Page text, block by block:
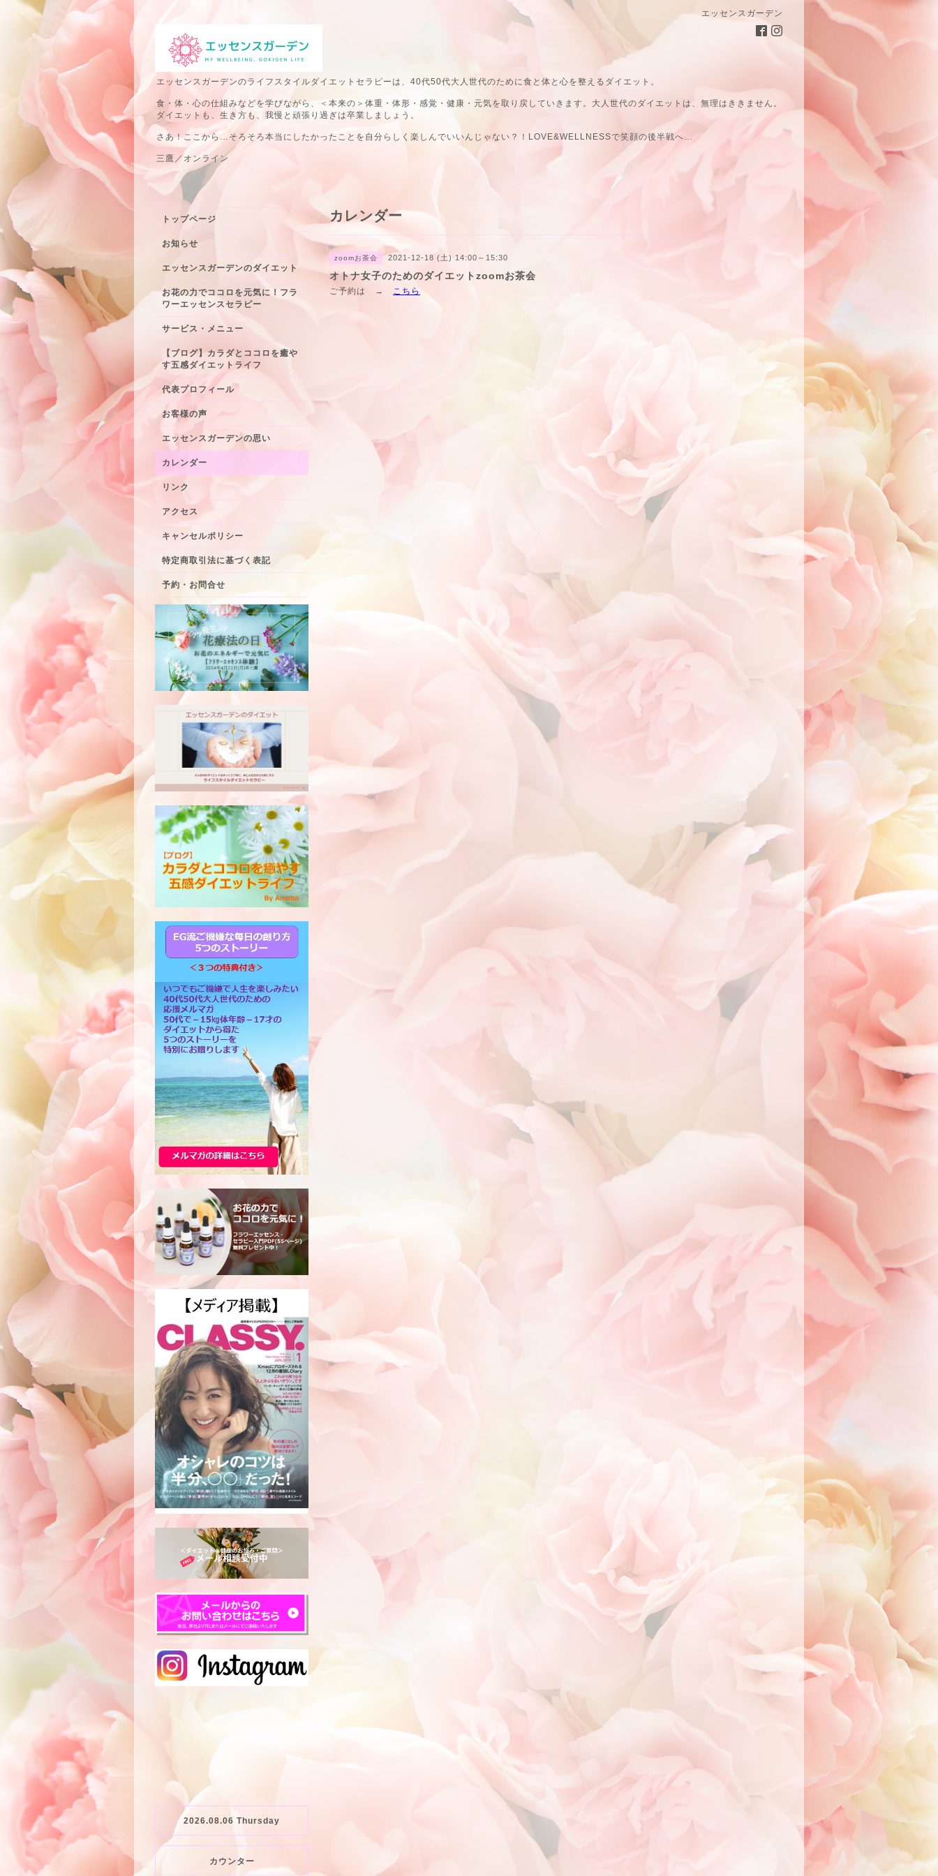
エッセンスガーデン
エッセンスガーデンのライフスタイルダイエットセラピーは、40代50代大人世代のために食と体と心を整えるダイエット。
食・体・心の仕組みなどを学びながら、＜本来の＞体重・体形・感覚・健康・元気を取り戻していきます。大人世代のダイエットは、無理はききません。
ダイエットも、生き方も、我慢と頑張り過ぎは卒業しましょう。
さあ！ここから…そろそろ本当にしたかったことを自分らしく楽しんでいいんじゃない？！LOVE&WELLNESSで笑顔の後半戦へ…
三鷹／オンライン
カレンダー
zoomお茶会 2021-12-18 (土) 14:00～15:30
オトナ女子のためのダイエットzoomお茶会
ご予約は → こちら
トップページ
お知らせ
エッセンスガーデンのダイエット
お花の力でココロを元気に！フラ
ワーエッセンスセラピー
サービス・メニュー
【ブログ】カラダとココロを癒や
す五感ダイエットライフ
代表プロフィール
お客様の声
エッセンスガーデンの思い
カレンダー
リンク
アクセス
キャンセルポリシー
特定商取引法に基づく表記
予約・お問合せ
2026.08.06 Thursday
カウンター